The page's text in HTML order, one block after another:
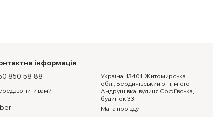
інформація
850-58-88
вам?
Україна, 13401, Житомирська
обл., Бердичівський р-н, місто
Андрушівка, вулиця Софіївська,
будинок 33
Мапа проїзду